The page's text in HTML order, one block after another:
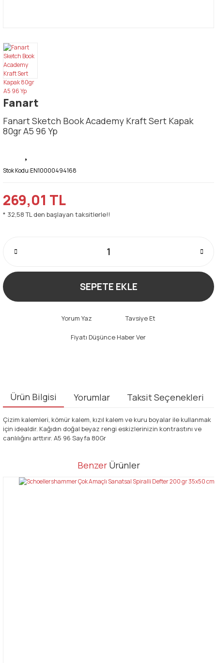
Fanart
Fanart Sketch Book Academy Kraft Sert Kapak
80gr A5 96 Yp
Stok Kodu:EN10000494168
269,01 TL
* 32,58 TL den başlayan taksitlerle!!
SEPETE EKLE
Yorum Yaz Tavsiye Et
Fiyatı Düşünce Haber Ver
Ürün Bilgisi Yorumlar Taksit Seçenekleri
Çizim kalemleri, kömür kalem, kızıl kalem ve kuru boyalar ile kullanmak
için idealdir. Kağıdın doğal beyaz rengi eskizlerinizin kontrastını ve
canlılığını arttırır. A5 96 Sayfa 80Gr
Bu ürüne ilk yorumu siz yapın!
Bu ürünün fiyat bilgisi, resim, ürün açıklamalarında ve diğer
tarafımıza iletebilirsiniz.
Benzer Ürünler